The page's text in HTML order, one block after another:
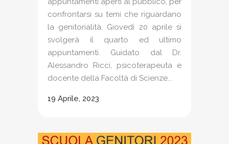
confrontarsi su temi che riguardano
la genitorialità. Giovedì 20 aprile si
svolgerà il quarto ed ultimo
appuntamenti. Guidato dal Dr.
Alessandro Ricci, psicoterapeuta e
docente della Facoltà di Scienze...
19 Aprile, 2023